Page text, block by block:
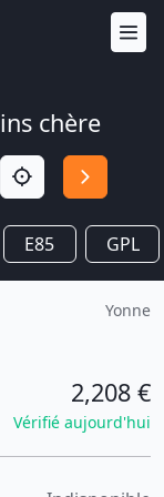
chère
E85 GPL
Yonne
2,208 €
Vérifié aujourd'hui